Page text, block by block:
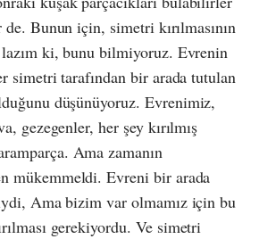
Bunun için, simetri kırılmasının
ki, bunu bilmiyoruz. Evrenin
simetri tarafından bir arada tutulan
düşünüyoruz. Evrenimiz,
gezegenler, her şey kırılmış
Ama zamanın
mükemmeldi. Evreni bir arada
Ama bizim var olmamız için bu
gerekiyordu. Ve simetri